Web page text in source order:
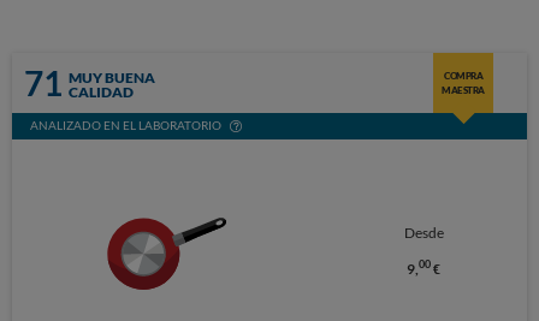
71 MUY BUENA
CALIDAD
COMPRA
MAESTRA
ANALIZADO EN EL LABORATORIO
Desde
9,00 €